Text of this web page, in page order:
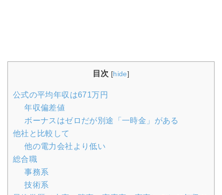
目次 [hide]
公式の平均年収は671万円
年収偏差値
ボーナスはゼロだが別途「一時金」がある
他社と比較して
他の電力会社より低い
総合職
事務系
技術系